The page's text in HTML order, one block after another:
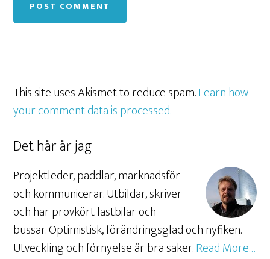
This site uses Akismet to reduce spam.Learn how
your comment data is processed.
Det här är jag
Projektleder, paddlar, marknadsför
och kommunicerar. Utbildar, skriver
och har provkört lastbilar och
bussar. Optimistisk, förändringsglad och nyfiken.
Utveckling och förnyelse är bra saker.Read More…